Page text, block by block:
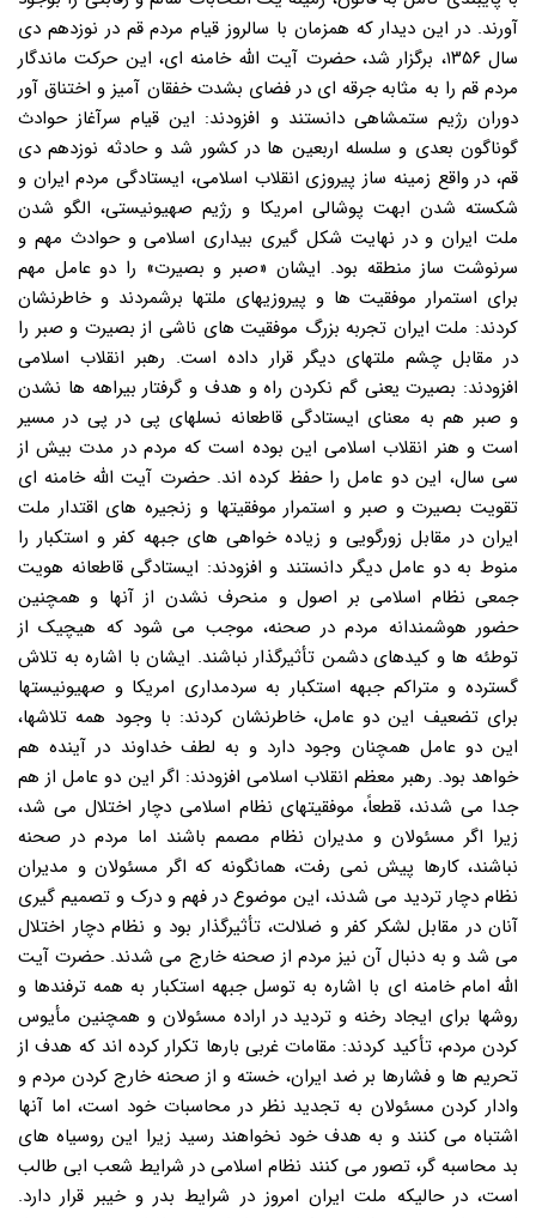
آورند. در این دیدار که همزمان با سالروز قیام مردم قم در نوزدهم دی
سال ۱۳۵۶، برگزار شد، حضرت آیت الله خامنه ای، این حرکت ماندگار
مردم قم را به مثابه جرقه ای در فضای بشدت خفقان آمیز و اختناق آور
دوران رژیم ستمشاهی دانستند و افزودند: این قیام سرآغاز حوادث
گوناگون بعدی و سلسله اربعین ها در کشور شد و حادثه نوزدهم دی
قم، در واقع زمینه ساز پیروزی انقلاب اسلامی، ایستادگی مردم ایران و
شکسته شدن ابهت پوشالی امریکا و رژیم صهیونیستی، الگو شدن
ملت ایران و در نهایت شکل گیری بیداری اسلامی و حوادث مهم و
سرنوشت ساز منطقه بود. ایشان «صبر و بصیرت» را دو عامل مهم
برای استمرار موفقیت ها و پیروزیهای ملتها برشمردند و خاطرنشان
کردند: ملت ایران تجربه بزرگ موفقیت های ناشی از بصیرت و صبر را
در مقابل چشم ملتهای دیگر قرار داده است. رهبر انقلاب اسلامی
افزودند: بصیرت یعنی گم نکردن راه و هدف و گرفتار بیراهه ها نشدن
و صبر هم به معنای ایستادگی قاطعانه نسلهای پی در پی در مسیر
است و هنر انقلاب اسلامی این بوده است که مردم در مدت بیش از
سی سال، این دو عامل را حفظ کرده اند. حضرت آیت الله خامنه ای
تقویت بصیرت و صبر و استمرار موفقیتها و زنجیره های اقتدار ملت
ایران در مقابل زورگویی و زیاده خواهی های جبهه کفر و استکبار را
منوط به دو عامل دیگر دانستند و افزودند: ایستادگی قاطعانه هویت
جمعی نظام اسلامی بر اصول و منحرف نشدن از آنها و همچنین
حضور هوشمندانه مردم در صحنه، موجب می شود که هیچیک از
توطئه ها و کیدهای دشمن تأثیرگذار نباشند. ایشان با اشاره به تلاش
گسترده و متراکم جبهه استکبار به سردمداری امریکا و صهیونیستها
برای تضعیف این دو عامل، خاطرنشان کردند: با وجود همه تلاشها،
این دو عامل همچنان وجود دارد و به لطف خداوند در آینده هم
خواهد بود. رهبر معظم انقلاب اسلامی افزودند: اگر این دو عامل از هم
جدا می شدند، قطعاً، موفقیتهای نظام اسلامی دچار اختلال می شد،
زیرا اگر مسئولان و مدیران نظام مصمم باشند اما مردم در صحنه
نباشند، کارها پیش نمی رفت، همانگونه که اگر مسئولان و مدیران
نظام دچار تردید می شدند، این موضوع در فهم و درک و تصمیم گیری
آنان در مقابل لشکر کفر و ضلالت، تأثیرگذار بود و نظام دچار اختلال
می شد و به دنبال آن نیز مردم از صحنه خارج می شدند. حضرت آیت
الله امام خامنه ای با اشاره به توسل جبهه استکبار به همه ترفندها و
روشها برای ایجاد رخنه و تردید در اراده مسئولان و همچنین مأیوس
کردن مردم، تأکید کردند: مقامات غربی بارها تکرار کرده اند که هدف از
تحریم ها و فشارها بر ضد ایران، خسته و از صحنه خارج کردن مردم و
وادار کردن مسئولان به تجدید نظر در محاسبات خود است، اما آنها
اشتباه می کنند و به هدف خود نخواهند رسید زیرا این روسیاه های
بد محاسبه گر، تصور می کنند نظام اسلامی در شرایط شعب ابی طالب
است، در حالیکه ملت ایران امروز در شرایط بدر و خیبر قرار دارد.